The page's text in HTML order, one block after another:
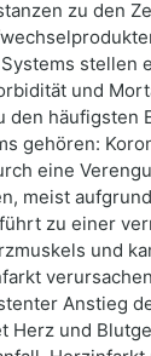
zu den
stellen
und
den häufigsten
gehören:
eine
meist
zu einer
und
Anstieg
Herz und